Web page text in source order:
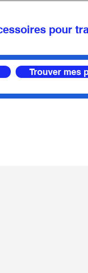
pour
Trouver mes